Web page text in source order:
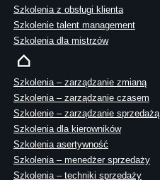
Szkolenia z obsługi klienta
Szkolenie talent management
Szkolenia dla mistrzów
Szkolenia – zarządzanie zmianą
Szkolenia – zarządzanie czasem
Szkolenie – zarządzanie sprzedażą
Szkolenia dla kierowników
Szkolenia asertywność
Szkolenia – menedżer sprzedaży
Szkolenia – techniki sprzedaży